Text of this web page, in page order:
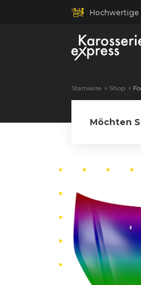
Hochwertige
Startseite » Shop »
Möchten